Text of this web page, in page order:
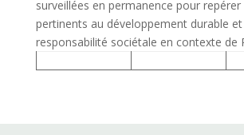
surveillées en permanence pour
pertinents au développement durable et
responsabilité sociétale en contexte de